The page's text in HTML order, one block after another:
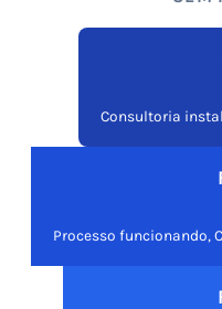
Consultoria
Processo funcionando,